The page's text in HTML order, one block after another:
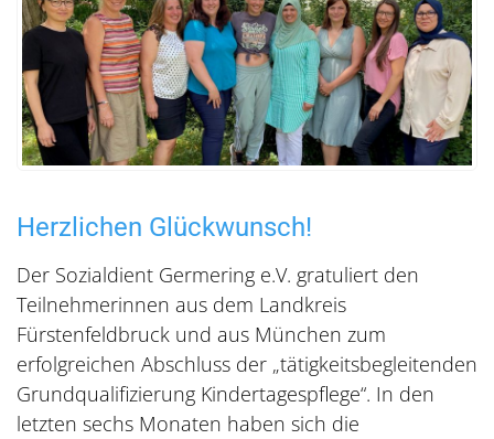
Herzlichen Glückwunsch!
Der Sozialdient Germering e.V. gratuliert den
Teilnehmerinnen aus dem Landkreis
Fürstenfeldbruck und aus München zum
erfolgreichen Abschluss der „tätigkeitsbegleitenden
Grundqualifizierung Kindertagespflege“. In den
letzten sechs Monaten haben sich die